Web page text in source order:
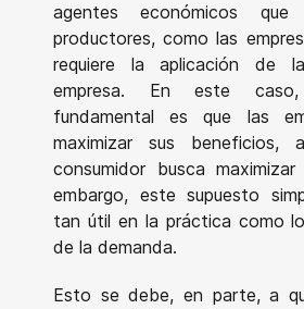
agentes económicos
productores, como las
requiere la aplicación de
empresa. En este
fundamental es que las
maximizar sus beneficios,
consumidor busca
embargo, este supuesto
tan útil en la práctica como
de la demanda.
Esto se debe, en parte, a